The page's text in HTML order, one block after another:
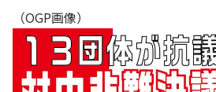
（OGP画像）